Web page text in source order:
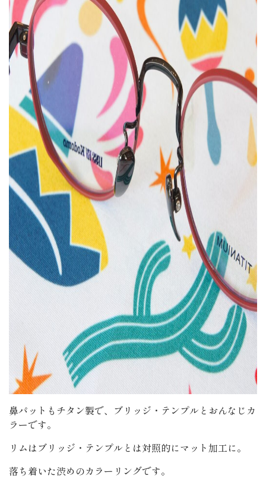
鼻パットもチタン製で、ブリッジ・テンプルとおんなじカ
ラーです。
リムはブリッジ・テンプルとは対照的にマット加工に。
落ち着いた渋めのカラーリングです。